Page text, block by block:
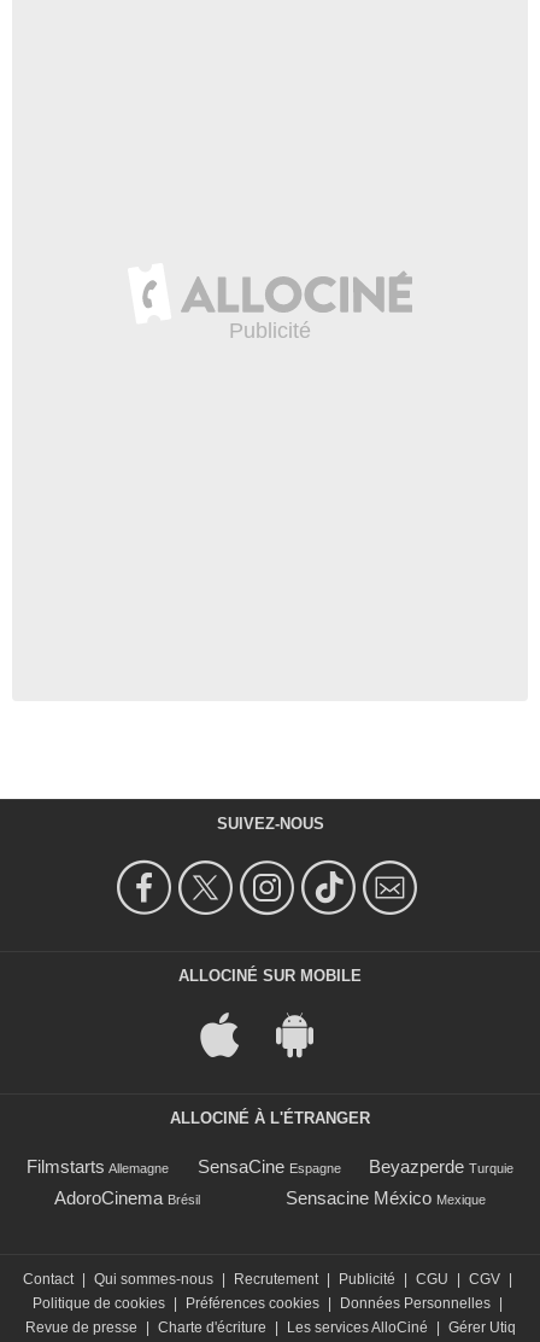
SUIVEZ-NOUS
ALLOCINÉ SUR MOBILE
ALLOCINÉ À L'ÉTRANGER
Filmstarts Allemagne SensaCine Espagne Beyazperde Turquie
AdoroCinema Brésil Sensacine México Mexique
Contact | Qui sommes-nous | Recrutement | Publicité | CGU | CGV |
Politique de cookies | Préférences cookies | Données Personnelles |
Revue de presse
| Charte d'écriture | Les services AlloCiné | Gérer Utiq